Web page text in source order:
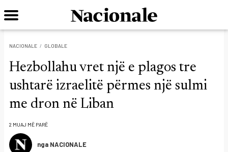
NACIONALE GLOBALE
Hezbollahu vret një e plagos tre
ushtarë izraelitë përmes një sulmi
me dron në Liban
2 MUAJ MË PARË
nga NACIONALE